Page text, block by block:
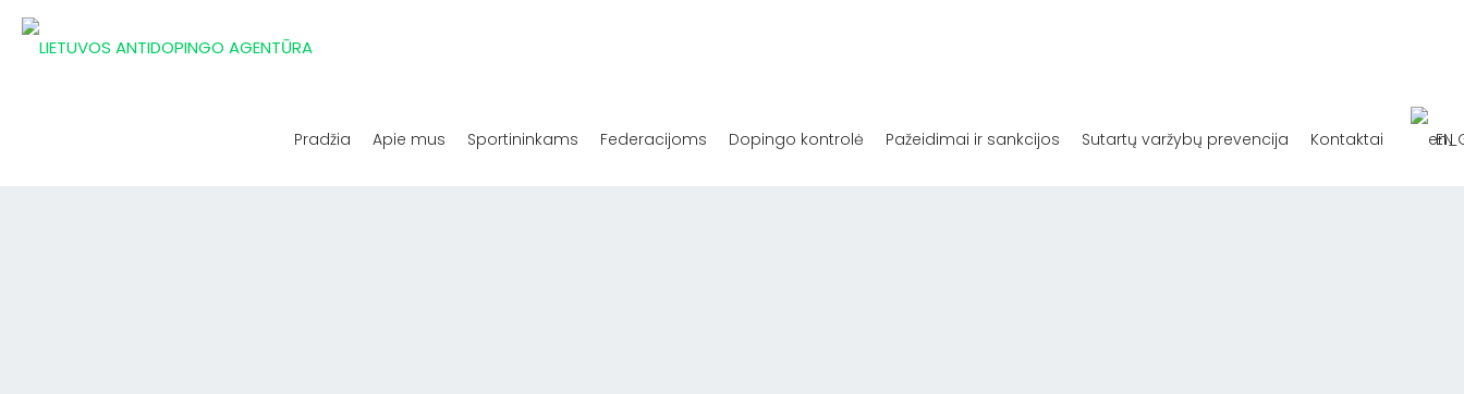
Pradžia Apie mus Sportininkams Federacijoms Dopingo kontrolė Pažeidimai ir sankcijos Sutartų varžybų prevencija Kontaktai EN